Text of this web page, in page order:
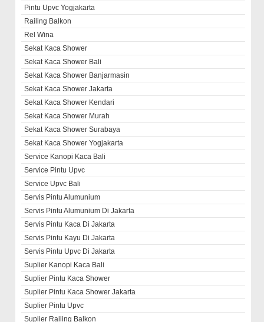
Pintu Upvc Yogjakarta
Railing Balkon
Rel Wina
Sekat Kaca Shower
Sekat Kaca Shower Bali
Sekat Kaca Shower Banjarmasin
Sekat Kaca Shower Jakarta
Sekat Kaca Shower Kendari
Sekat Kaca Shower Murah
Sekat Kaca Shower Surabaya
Sekat Kaca Shower Yogjakarta
Service Kanopi Kaca Bali
Service Pintu Upvc
Service Upvc Bali
Servis Pintu Alumunium
Servis Pintu Alumunium Di Jakarta
Servis Pintu Kaca Di Jakarta
Servis Pintu Kayu Di Jakarta
Servis Pintu Upvc Di Jakarta
Suplier Kanopi Kaca Bali
Suplier Pintu Kaca Shower
Suplier Pintu Kaca Shower Jakarta
Suplier Pintu Upvc
Suplier Railing Balkon